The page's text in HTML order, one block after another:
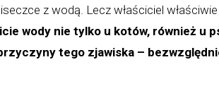
z wodą. Lecz właściciel
wody nie tylko u kotów, również u
tego zjawiska –